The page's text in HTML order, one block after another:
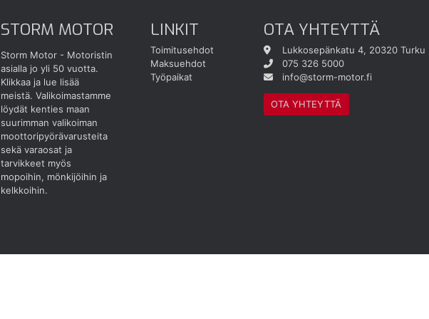
STORM MOTOR
Storm Motor - Motoristin
asialla jo yli 50 vuotta.
Klikkaa ja lue lisää
meistä. Valikoimastamme
löydät kenties maan
suurimman valikoiman
moottoripyörävarusteita
sekä varaosat ja
tarvikkeet myös
mopoihin, mönkijöihin ja
kelkkoihin.
LINKIT
Toimitusehdot
Maksuehdot
Työpaikat
OTA YHTEYTTÄ
Lukkosepänkatu 4, 20320 Turku
075 326 5000
info@storm-motor.fi
OTA YHTEYTTÄ